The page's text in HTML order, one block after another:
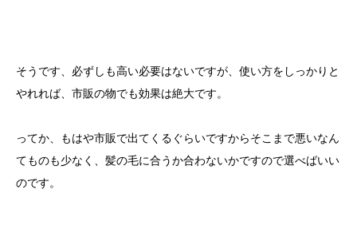
そうです、必ずしも高い必要はないですが、使い方をしっかりと
やれれば、市販の物でも効果は絶大です。
ってか、もはや市販で出てくるぐらいですからそこまで悪いなん
てものも少なく、髪の毛に合うか合わないかですので選べばいい
のです。